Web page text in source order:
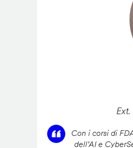
Con i corsi di
dell’AI e